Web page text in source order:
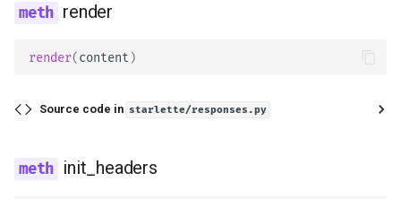
render
render(content )
Source code in starlette/responses.py
init_headers